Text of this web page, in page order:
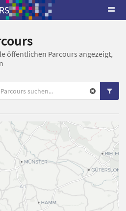
öffentlichen Parcours angezeigt,